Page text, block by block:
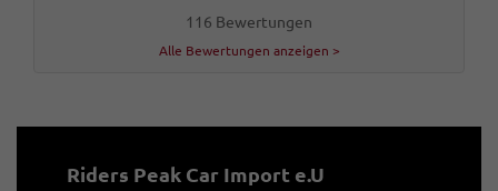
116 Bewertungen
Alle Bewertungen anzeigen >
Riders Peak Car Import e.U